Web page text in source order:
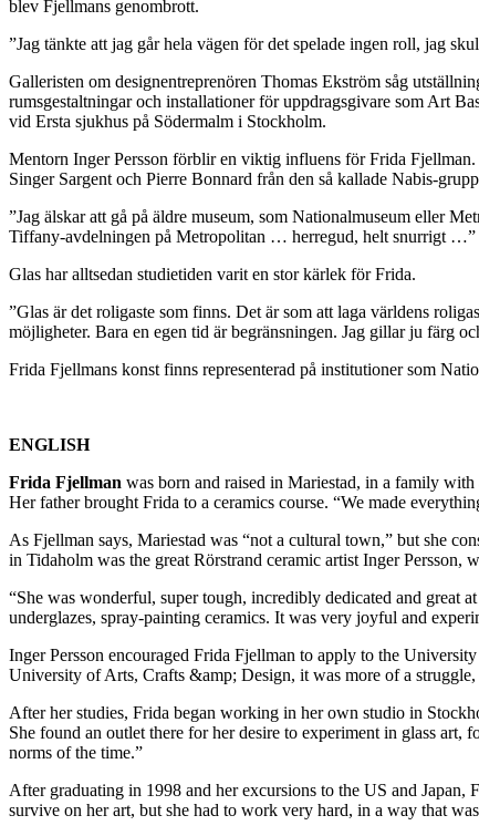
blev Fjellmans genombrott.
”Jag tänkte att jag går hela vägen för det spelade ingen roll, jag
Galleristen om designentreprenören Thomas Ekström såg
rumsgestaltningar och installationer för uppdragsgivare som Art
vid Ersta sjukhus på Södermalm i Stockholm.
Mentorn Inger Persson förblir en viktig influens för Frida Fjellman.
Singer Sargent och Pierre Bonnard från den så kallade Nabis-
”Jag älskar att gå på äldre museum, som Nationalmuseum eller
Tiffany-avdelningen på Metropolitan … herregud, helt snurrigt …”
Glas har alltsedan studietiden varit en stor kärlek för Frida.
”Glas är det roligaste som finns. Det är som att laga världens
möjligheter. Bara en egen tid är begränsningen. Jag gillar ju färg
Frida Fjellmans konst finns representerad på institutioner som
ENGLISH
Frida Fjellman was born and raised in Mariestad, in a family
Her father brought Frida to a ceramics course. “We made
As Fjellman says, Mariestad was “not a cultural town,” but she
in Tidaholm was the great Rörstrand ceramic artist Inger Persson,
“She was wonderful, super tough, incredibly dedicated and great
underglazes, spray-painting ceramics. It was very joyful and
Inger Persson encouraged Frida Fjellman to apply to the
University of Arts, Crafts &amp; Design, it was more of a
After her studies, Frida began working in her own studio in
She found an outlet there for her desire to experiment in glass
norms of the time.”
After graduating in 1998 and her excursions to the US and
survive on her art, but she had to work very hard, in a way that